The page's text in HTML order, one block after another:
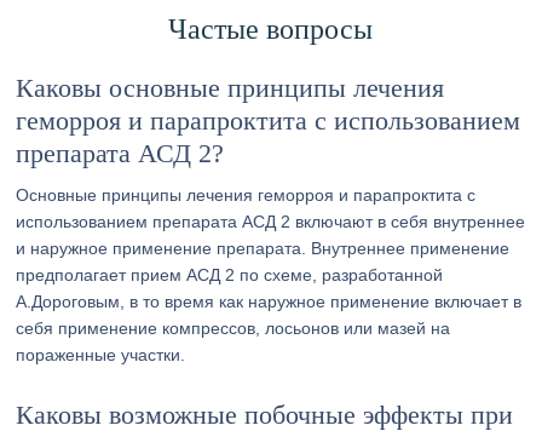
Частые вопросы
Каковы основные принципы лечения
геморроя и парапроктита с использованием
препарата АСД 2?
Основные принципы лечения геморроя и парапроктита с
использованием препарата АСД 2 включают в себя внутреннее
и наружное применение препарата. Внутреннее применение
предполагает прием АСД 2 по схеме, разработанной
А.Дороговым, в то время как наружное применение включает в
себя применение компрессов, лосьонов или мазей на
пораженные участки.
Каковы возможные побочные эффекты при